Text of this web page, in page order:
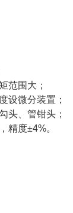
范围大；
设微分装置；
头、管钳头；
精度±4%。